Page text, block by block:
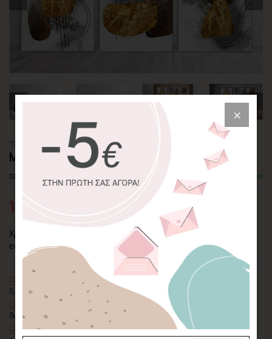
ΤΡΙΠΤΥΧΟΣ ΠΙΝΑΚΑΣ ΚΑΜΒΑΣ
ΜΕΤΕΩΡΙΤΕΣ
SKU: CVPS-3P-161-P Διαθέσιμο
107,63€
Χρυσές και καφέ φόρμες σε έναν τρίπτυχο πίνακα που
εντυπωσιάζει.
100% πιστοποιημένος βαμβακερός καμβάςσε τελάρο φυσικής
ξυλείας
Οικολογική εκτύπωση με μελάνια νερού latex, χωρίς χημικούς
διαλύτες και οσμές
Δυνατότητα προσθήκηςξύλινης διακοσμητικής κορνίζαςμε